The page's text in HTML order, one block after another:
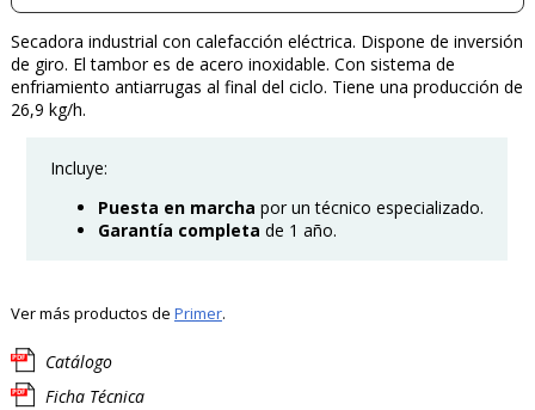
Secadora industrial con calefacción eléctrica. Dispone de inversión
de giro. El tambor es de acero inoxidable. Con sistema de
enfriamiento antiarrugas al final del ciclo. Tiene una producción de
26,9 kg/h.
Incluye:
Puesta en marcha por un técnico especializado.
Garantía completa de 1 año.
Ver más productos de Primer.
Catálogo
Ficha Técnica